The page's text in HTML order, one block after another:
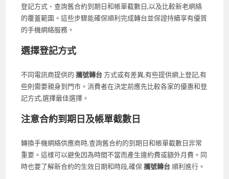
登記方式、查詢舊合約到期日和帳單截數日,以及比較新老網絡
的覆蓋範圍。這些步驟能確保順利完成轉台並保證持續享有優質
的手機網絡服務。
選擇登記方式
不同電訊商提供的攜號轉台 方式或有差異,有些提供網上登記,有
些則需要親身到門市。消費者在決定前應先比較各家的優惠和登
記方式,選擇最佳選擇。
注意合約到期日及帳單截數日
轉換手機網絡供應商時,查詢舊合約的到期日和帳單截數日非常
重要。這樣可以避免因為時間不當而產生違約費或額外月費。同
時也要了解新合約的生效日期和時段,確保攜號轉台順利進行。